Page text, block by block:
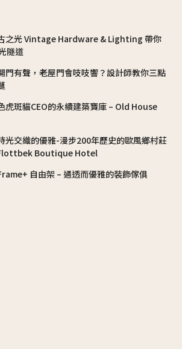
之光 Vintage Hardware & Lighting 帶你
隧道
門有聲，老屋門會吱吱響？設計師教你三點
虎斑貓CEO的永續建築寶庫 – Old House
光交織的優雅-漫步200年歷史的歐風鄉村莊
Boutique Hotel
自由架 – 通透而優雅的裝飾傢俱